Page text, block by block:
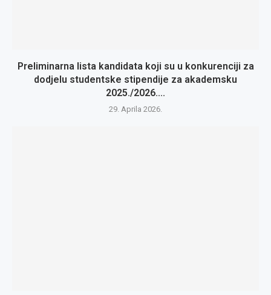
Preliminarna lista kandidata koji su u konkurenciji za
dodjelu studentske stipendije za akademsku
2025./2026....
29. Aprila 2026.